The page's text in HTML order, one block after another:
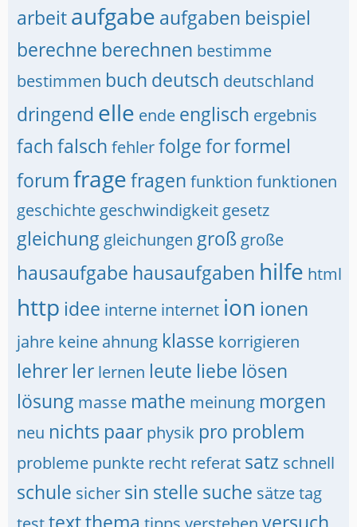
arbeitaufgabe aufgaben beispiel
berechne berechnen bestimme
bestimmen buch deutsch deutschland
dringend elle ende englisch ergebnis
fachfalsch fehlerfolgeforformel
forumfragefragen funktion funktionen
geschichte geschwindigkeit gesetz
gleichung gleichungen groß große
hausaufgabe hausaufgaben hilfe html
http idee interne internet ion ionen
jahre keine ahnung klasse korrigieren
lehrer ler lernen leute liebe lösen
lösung masse mathe meinung morgen
neu nichts paar physik pro problem
probleme punkte recht referat satz schnell
schule sicher sin stelle suche sätzetag